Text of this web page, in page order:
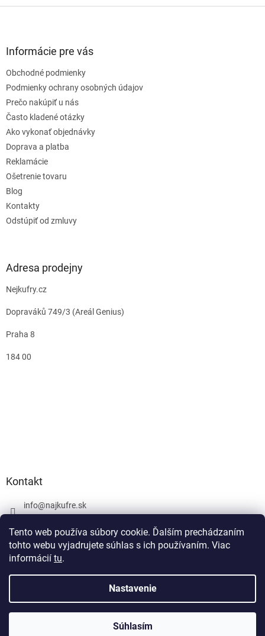
Tento web používa súbory cookie. Ďalším prechádzaním
tohto webu vyjadrujete súhlas s ich používaním. Viac
informácií tu.
Nastavenie
Súhlasím
k
v
Informácie pre vás
Obchodné podmienky
Podmienky ochrany osobných údajov
Prečo nakúpiť u nás
Často kladené otázky
Ako vykonať objednávky
Doprava a platba
Reklamácie
Ošetrenie tovaru
Blog
Kontakty
Odstúpiť od zmluvy
Adresa prodejny
Nejkufry.cz
Dopraváků 749/3 (Areál Genius)
Praha 8
184 00
Kontakt
info@najkufre.sk
Facebook
Vytvoril Shoptet
najkufre.sk. Všetky práva vyhradené.